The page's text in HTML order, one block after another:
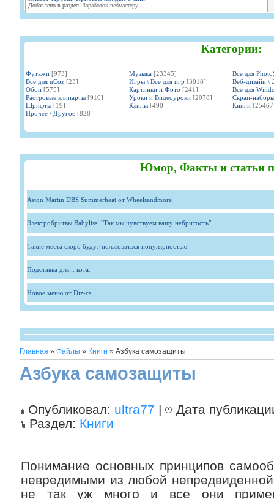
Добавлено в раздел: Заработок вебмастеру
Категории:
Футажи [973] Музыка [23345]
Все для
Все для uCoz [23] Игры \ Все для игр [3018]
Веб-дизайн \
Обои [575] Картинки и Фото [241]
Все для
Растровые клипарты [910] Уроки и Видеоуроки [2078]
Скрап-наборы
Шрифты [19] Клипы [490] Книги
Прочее \ Другое [828]
Юмор, Факты и статьи
Aston Martin DBS Summerheat от Wheelsandmore
Электробритвы Babyliss: "Так мы чувствуем вашу небритость"
Такие места скоро будут пользоваться популярностью
Подставка для... кота.
Новое меню от Diz-cs
Главная » Файлы » Книги » Азбука самозащиты
Азбука самозащиты
Опубликовал: ultra77 |
Дата
Раздел: Книги
Понимание основных принципов
невредимыми из любой
не так уж много и все они